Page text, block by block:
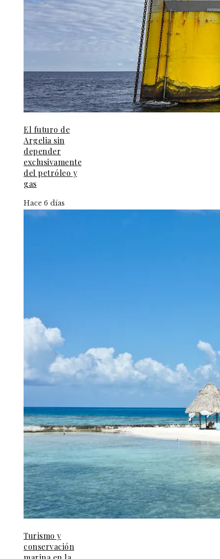
El futuro de
Argelia sin
depender
exclusivamente
del petróleo y
gas
Hace 6 días
Turismo y
conservación